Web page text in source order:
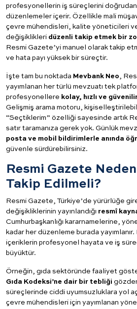
profesyonellerin iş süreçlerini
düzenlemeler içerir. Özellikle mali
çevre mühendisleri, kalite yöneticileri ve
değişiklikleri düzenli takip etmek bir
Resmi Gazete’yi manuel olarak takip
ve hata payı yüksek bir süreçtir.
İşte tam bu noktada Mevbank Neo,
yayımlanan her türlü mevzuatı tek
profesyonellere kolay, hızlı ve
Gelişmiş arama motoru,
“Seçtiklerim” özelliği sayesinde artık
satır taramanıza gerek yok. Günlük
posta ve mobil bildirimlerle anında
güvenle sürdürebilirsiniz.
Resmi Gazete
Takip Edilmeli?
Resmi Gazete, Türkiye’de yürürlüğe
değişikliklerinin yayınlandığı resmî
Cumhurbaşkanlığı kararnamelerine,
kadar her düzenleme burada yayımlanır.
içeriklerin profesyonel hayata ve iş
büyüktür.
Örneğin, gıda sektöründe faaliyet
Gıda Kodeksi’ne dair bir tebliği
süreçlerinde ciddi uyumsuzluklara yol
çevre mühendisleri için yayımlanan